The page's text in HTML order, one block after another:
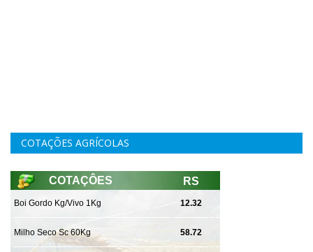
COTAÇÕES AGRÍCOLAS